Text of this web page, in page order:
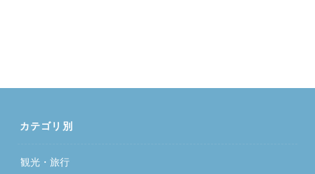
カテゴリ別
観光・旅行